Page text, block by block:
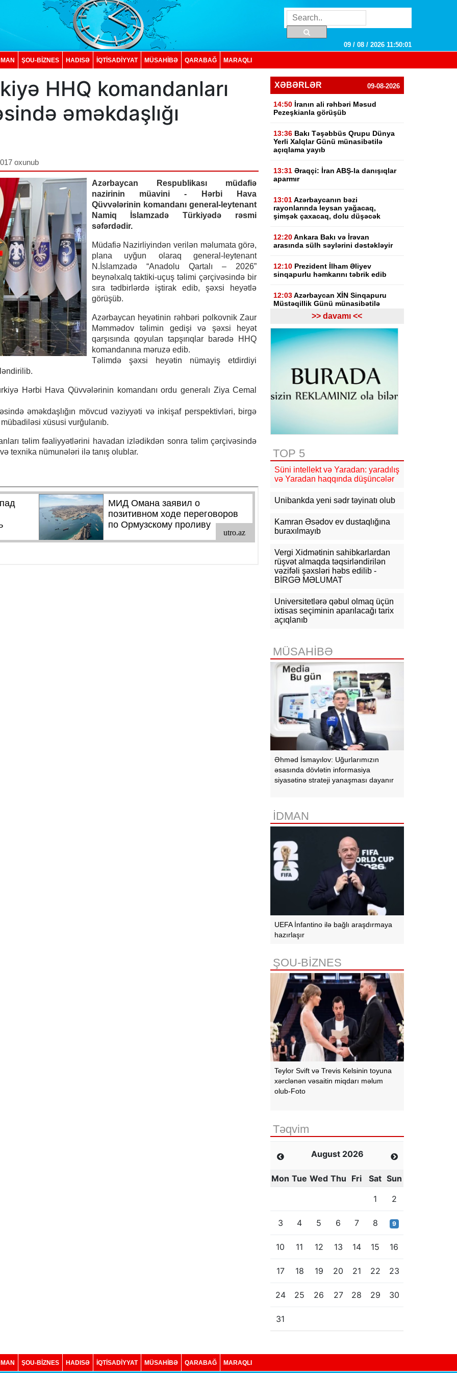
09 / 08 / 2026 11:50:02
ŞOU-BİZNES HADISƏ İQTISADIYYAT MÜSAHİBƏ QARABAĞ MARAQLI
HHQ komandanları
əməkdaşlığı
oxunub
Azərbaycan Respublikası müdafiə
nazirinin müavini - Hərbi Hava
Qüvvələrinin komandanı general-leytenant
Namiq İslamzadə Türkiyədə rəsmi
səfərdədir.
Müdafiə Nazirliyindən verilən məlumata görə,
plana uyğun olaraq general-leytenant
N.İslamzadə “Anadolu Qartalı – 2026”
beynəlxalq taktiki-uçuş təlimi çərçivəsində bir
sıra tədbirlərdə iştirak edib, şəxsi heyətlə
görüşüb.
Azərbaycan heyətinin rəhbəri polkovnik Zaur
Məmmədov təlimin gedişi və şəxsi heyət
qarşısında qoyulan tapşırıqlar barədə HHQ
komandanına məruzə edib.
Təlimdə şəxsi heyətin nümayiş etdirdiyi
Hərbi Hava Qüvvələrinin komandanı ordu generalı Ziya Cemal
əməkdaşlığın mövcud vəziyyəti və inkişaf perspektivləri, birgə
xüsusi vurğulanıb.
təlim fəaliyyətlərini havadan izlədikdən sonra təlim çərçivəsində
texnika nümunələri ilə tanış olublar.
XƏBƏRLƏR 09-08-2026
14:50 İranın ali rəhbəri Məsud
Pezeşkianla görüşüb
13:36 Bakı Təşəbbüs Qrupu Dünya
Yerli Xalqlar Günü münasibətilə
açıqlama yayıb
13:31 Əraqçi: İran ABŞ-la danışıqlar
aparmır
13:01 Azərbaycanın bəzi
rayonlarında leysan yağacaq,
şimşək çaxacaq, dolu düşəcək
12:20 Ankara Bakı və İrəvan
arasında sülh səylərini dəstəkləyir
12:10 Prezident İlham Əliyev
sinqapurlu həmkarını təbrik edib
12:03 Azərbaycan XİN Sinqapuru
Müstəqillik Günü münasibətilə
UEFA İnfantino ilə bağlı
araşdırmaya hazırlaşır
heyətinə qatmaq istəyir
10:56
Netanyahu Qəzzanın HƏMAS-
ın nəzarətində olmayan hissəsində
10:50
yenidən müzakirə edilib
10:32
KİV: Günəş tutulması
Avropada elektrik enerjisi
çatışmazlığını dərinləşdirə bilər
yeni namizəd irəli sürülüb
10:03 İranla müharibə ABŞ-nin raket
ehtiyatını tükəndirdi
09:32 Avropada miqrasiya böhranı
yenidən kəskinləşib
>> davamı <<
TOP 5
Süni intellekt və Yaradan: yaradılış
və Yaradan haqqında düşüncələr
Unibankda yeni sədr təyinatı olub
Kamran Əsədov ev dustaqlığına
buraxılmayıb
Vergi Xidmətinin sahibkarlardan
rüşvət almaqda təqsirləndirilən
vəzifəli şəxsləri həbs edilib -
BİRGƏ MƏLUMAT
Universitetlərə qəbul olmaq üçün
ixtisas seçiminin aparılacağı tarix
açıqlanıb
MÜSAHİBƏ
Əhməd İsmayılov: Uğurlarımızın
əsasında dövlətin informasiya
siyasətinə strateji yanaşması dayanır
İDMAN
UEFA İnfantino ilə bağlı araşdırmaya
hazırlaşır
ŞOU-BİZNES
Teylor Svift və Trevis Kelsinin toyuna
xərclənən vəsaitin miqdarı məlum
olub-Foto
Təqvim
August 2026
Mon Tue Wed Thu Fri Sat Sun
1
2
3 4 5 6 7 8 9
10 11 12 13 14 15 16
17 18 19 20 21 22 23
24 25 26 27 28 29 30
31
ŞOU-BİZNES HADISƏ İQTISADIYYAT MÜSAHİBƏ QARABAĞ MARAQLI